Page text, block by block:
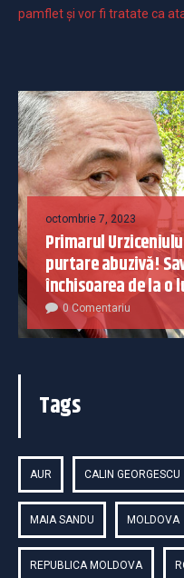
pamflet și vor fi tratate ca
octombrie 7, 2023
Primarul
purtare abuzivă!
închisoarea de la o
0 Comentariu
Tags
AUR CALIN GEORGESCU
MAIA SANDU MOLDOVA
REPUBLICA MOLDOVA